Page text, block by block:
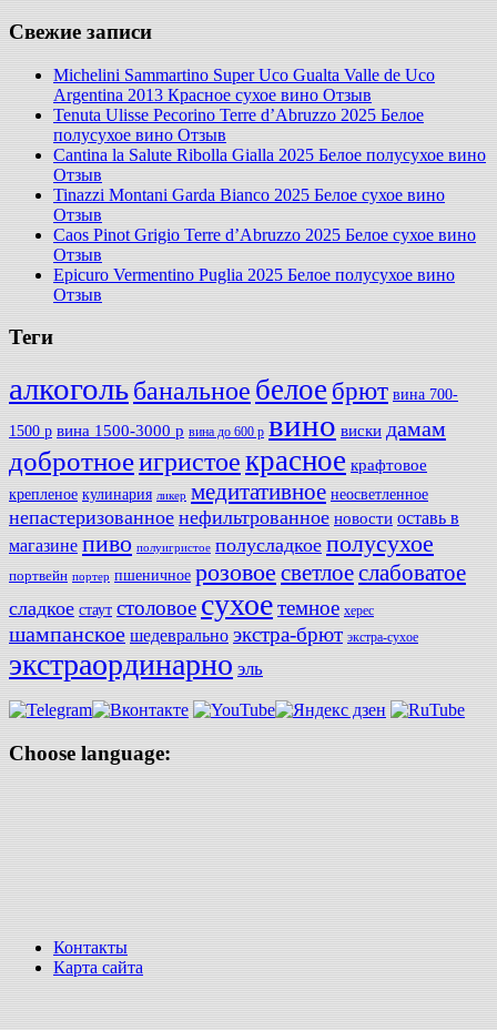
Свежие записи
Michelini Sammartino Super Uco Gualta Valle de Uco
Argentina 2013 Красное сухое вино Отзыв
Tenuta Ulisse Pecorino Terre d’Abruzzo 2025 Белое
полусухое вино Отзыв
Cantina la Salute Ribolla Gialla 2025 Белое полусухое вино
Отзыв
Tinazzi Montani Garda Bianco 2025 Белое сухое вино
Отзыв
Caos Pinot Grigio Terre d’Abruzzo 2025 Белое сухое вино
Отзыв
Epicuro Vermentino Puglia 2025 Белое полусухое вино
Отзыв
Теги
алкогольбанальное белое брют вина 700-
1500 р вина 1500-3000 р вина до 600 р вино виски дамам
добротноеигристоекрасное крафтовое
крепленое кулинария ликер медитативное неосветленное
непастеризованное нефильтрованное новости оставь в
магазине пиво полуигристое полусладкое полусухое
портвейн портер пшеничное розовое светлоеслабоватое
сладкое стаут столовое сухоетемное херес
шампанское шедеврально экстра-брют экстра-сухое
экстраординарно эль
Choose language:
Контакты
Карта сайта